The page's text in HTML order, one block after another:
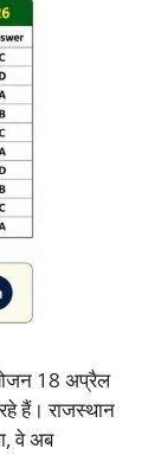
18 अप्रैल
हैं। राजस्थान
वे अब